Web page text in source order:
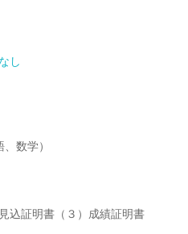
し
数学）
込証明書（３）成績証明書